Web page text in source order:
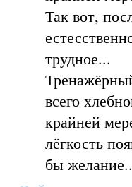
Так вот,
трудное...
всего
крайней
лёгкость
бы